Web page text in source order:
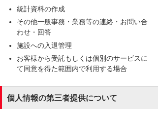
統計資料の作成
その他一般事務・業務等の連絡・お問い合
わせ・回答
施設への入退管理
お客様から受託もしくは個別のサービスに
て同意を得た範囲内で利用する場合
個人情報の第三者提供について